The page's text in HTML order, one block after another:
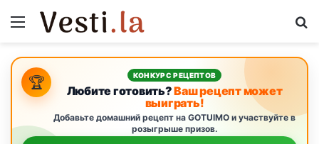
Menu
🏆 КОНКУРС РЕЦЕПТОВ
Любите готовить?Ваш рецепт может
выиграть!
Добавьте домашний рецепт на GOTUIMO и участвуйте в
розыгрыше призов.